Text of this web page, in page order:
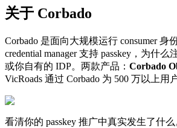
关于 Corbado
Corbado 是面向大规模运行 consumer 身
credential manager 支持 passkey，为什
或你自有的 IDP。两款产品： Corbado
VicRoads 通过 Corbado 为 500 万以上用
看清你的 passkey 推广中真实发生了什么